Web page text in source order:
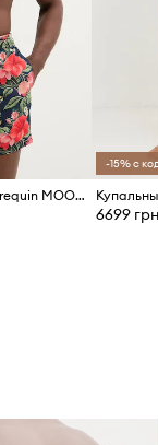
Купальные шорты Vilebrequin MOOREA
-15% с
6699 грн